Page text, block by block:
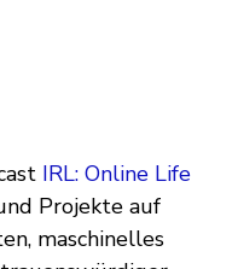
IRL: Online Life
Projekte auf
maschinelles